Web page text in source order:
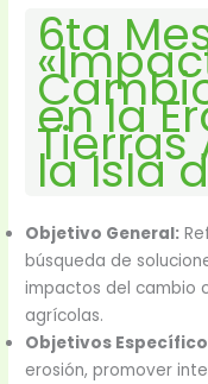
6ta
en la
Tierras
la Isla
Objetivo General:
búsqueda de
impactos del cambio
agrícolas.
Objetivos
erosión, promover